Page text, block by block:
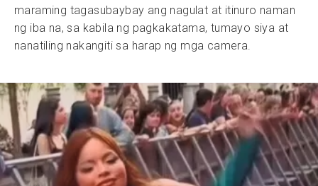
maraming tagasubaybay ang nagulat at itinuro naman
ng iba na, sa kabila ng pagkakatama, tumayo siya at
nanatiling nakangiti sa harap ng mga camera.